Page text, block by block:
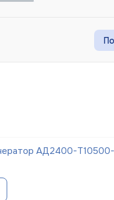
АД2400-Т10500-